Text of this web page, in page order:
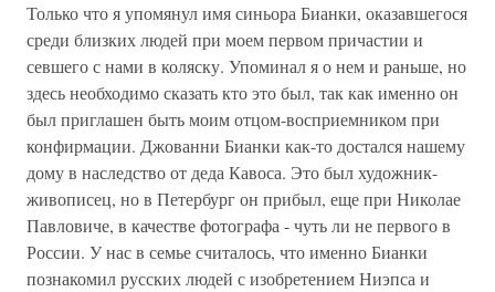
Только что я упомянул имя синьора Бианки, оказавшегося
среди близких людей при моем первом причастии и
севшего с нами в коляску. Упоминал я о нем и раньше, но
здесь необходимо сказать кто это был, так как именно он
был приглашен быть моим отцом-восприемником при
конфирмации. Джованни Бианки как-то достался нашему
дому в наследство от деда Кавоса. Это был художник-
живописец, но в Петербург он прибыл, еще при Николае
Павловиче, в качестве фотографа - чуть ли не первого в
России. У нас в семье считалось, что именно Бианки
познакомил русских людей с изобретением Ниэпса и